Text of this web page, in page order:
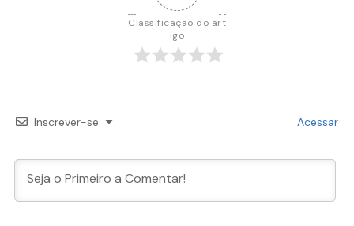
Classificação do art
igo
Inscrever-se Acessar